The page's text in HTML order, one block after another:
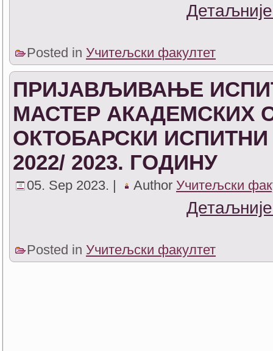
Posted in Учитељски факултет
ПРИЈАВЉИВАЊЕ
МАСТЕР АКАДЕМСКИХ
ОКТОБАРСКИ
2022/ 2023. ГОДИНУ
05. Sep 2023. | Author Учитељски
Posted in Учитељски факултет